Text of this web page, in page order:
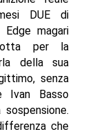
DUE di
magari
per la
della sua
senza
Ivan Basso
che